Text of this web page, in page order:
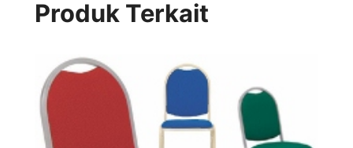
Produk Terkait